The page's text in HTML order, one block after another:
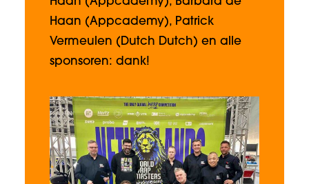
Haan (Appcademy), Patrick
Vermeulen (Dutch Dutch) en alle
sponsoren: dank!